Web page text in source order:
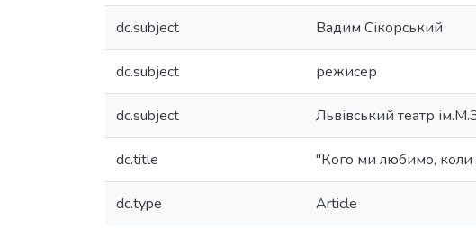
dc.subject Вадим Сікорський
dc.subject режисер
dc.subject Львівський театр
dc.title "Кого ми любимо,
dc.type Article